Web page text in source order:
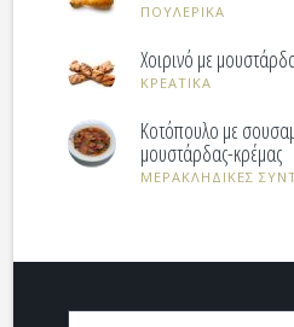
ΠΟΥΛΕΡΙΚΑ
Χοιρινό με
ΚΡΕΑΤΙΚΑ
Κοτόπουλο με
μουστάρδας-κρέμας
ΜΕΡΑΚΛΗΔΙΚΕΣ